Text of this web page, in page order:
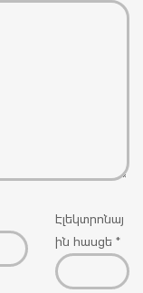
Էլեկտրոնայ
ին հասցե *